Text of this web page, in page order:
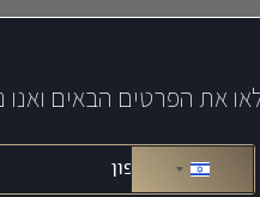
את הפרטים הבאים
טלפון
(חובה)ישראל +972